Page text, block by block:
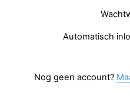
Automatisch
Nog geen account?